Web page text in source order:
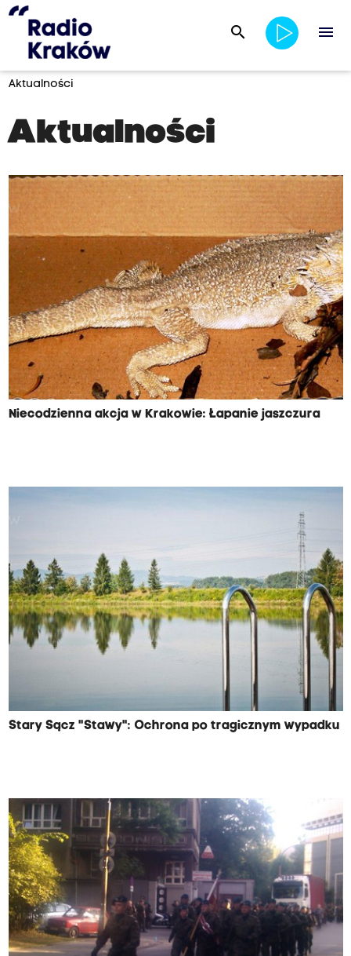
search menu
Aktualności
Aktualności
Niecodzienna akcja w Krakowie: Łapanie jaszczura
Stary Sącz "Stawy": Ochrona po tragicznym wypadku